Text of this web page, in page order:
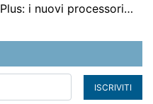
Plus: i nuovi processori…
ISCRIVITI